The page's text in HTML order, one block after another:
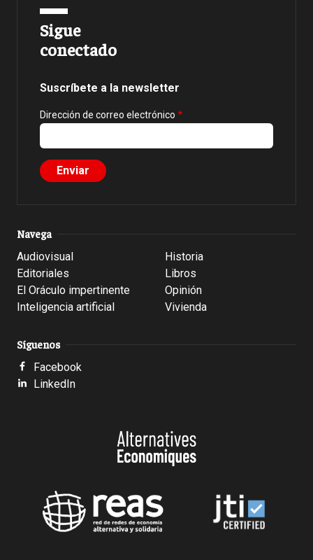
Sigue
conectado
Suscríbete a la newsletter
Dirección de correo electrónico
Navega
Audiovisual
Editoriales
El Oráculo impertinente
Inteligencia artificial
Historia
Libros
Opinión
Vivienda
Síguenos
Facebook
LinkedIn